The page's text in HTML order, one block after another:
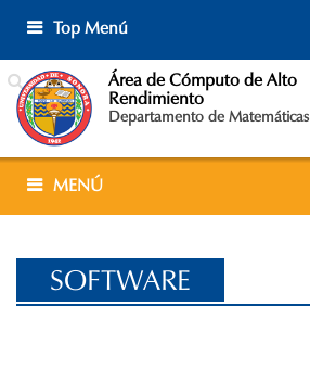
content
Top Menú
Área de Cómputo de Alto
Rendimiento
Departamento de Matemáticas
MENÚ
SOFTWARE